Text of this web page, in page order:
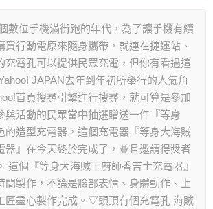
數位手機滿街跑的年代，為了讓手機有續
買行動電原來隨身攜帶，就連在捷運站、
充電孔可以提供民眾充電，但你有看過這
JAPAN去年到年初所舉行的人氣角
首頁搜尋引擎進行搜尋，就可算是參加
與活動的民眾當中抽選贈送一件『等身
的造型充電器，這個充電器『等身大海賊
器』在今天終於完成了，並且邀請得獎者
這個『等身大海賊王廚師香吉士充電器』
間製作，不論是臉部表情、身體動作、上
匠盡心製作完成。▽頭頂有個充電孔 海賊